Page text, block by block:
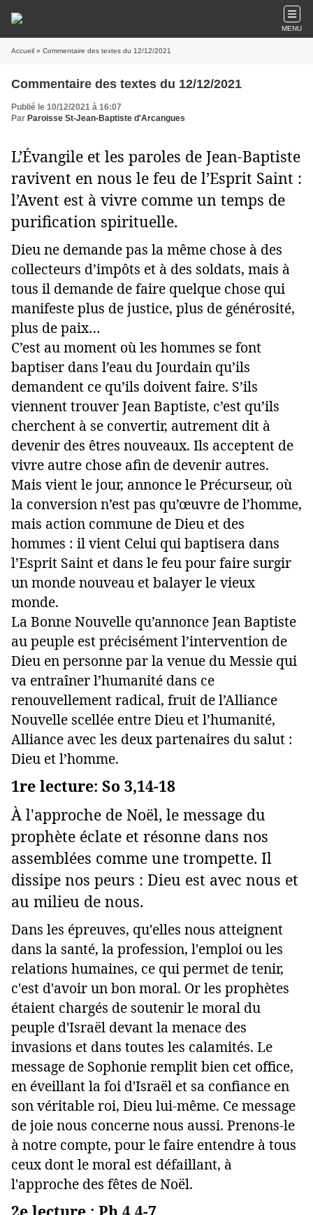
MENU
Accueil » Commentaire des textes du 12/12/2021
Commentaire des textes du 12/12/2021
Publié le 10/12/2021 à 16:07
Par Paroisse St-Jean-Baptiste d'Arcangues
L’Évangile et les paroles de Jean-Baptiste
ravivent en nous le feu de l’Esprit Saint :
l’Avent est à vivre comme un temps de
purification spirituelle.
Dieu ne demande pas la même chose à des
collecteurs d’impôts et à des soldats, mais à
tous il demande de faire quelque chose qui
manifeste plus de justice, plus de générosité,
plus de paix…
C’est au moment où les hommes se font
baptiser dans l’eau du Jourdain qu’ils
demandent ce qu’ils doivent faire. S’ils
viennent trouver Jean Baptiste, c’est qu’ils
cherchent à se convertir, autrement dit à
devenir des êtres nouveaux. Ils acceptent de
vivre autre chose afin de devenir autres.
Mais vient le jour, annonce le Précurseur, où
la conversion n’est pas qu’œuvre de l’homme,
mais action commune de Dieu et des
hommes : il vient Celui qui baptisera dans
l’Esprit Saint et dans le feu pour faire surgir
un monde nouveau et balayer le vieux
monde.
La Bonne Nouvelle qu’annonce Jean Baptiste
au peuple est précisément l’intervention de
Dieu en personne par la venue du Messie qui
va entraîner l’humanité dans ce
renouvellement radical, fruit de l’Alliance
Nouvelle scellée entre Dieu et l’humanité,
Alliance avec les deux partenaires du salut :
Dieu et l’homme.
1re lecture: So 3,14-18
À l'approche de Noël, le message du
prophète éclate et résonne dans nos
assemblées comme une trompette. Il
dissipe nos peurs : Dieu est avec nous et
au milieu de nous.
Dans les épreuves, qu'elles nous atteignent
dans la santé, la profession, l'emploi ou les
relations humaines, ce qui permet de tenir,
c'est d'avoir un bon moral. Or les prophètes
étaient chargés de soutenir le moral du
peuple d'Israël devant la menace des
invasions et dans toutes les calamités. Le
message de Sophonie remplit bien cet office,
en éveillant la foi d'Israël et sa confiance en
son véritable roi, Dieu lui-même. Ce message
de joie nous concerne nous aussi. Prenons-le
à notre compte, pour le faire entendre à tous
ceux dont le moral est défaillant, à
l'approche des fêtes de Noël.